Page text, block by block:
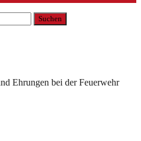
Ehrungen bei der Feuerwehr